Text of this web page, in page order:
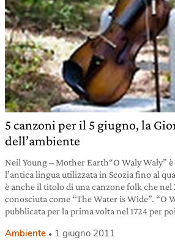
5 canzoni per il 5 giugno, la
dell’ambiente
Neil Young – Mother Earth“O Waly Waly”
l’antica lingua utilizzata in Scozia fino al
è anche il titolo di una canzone folk che nel
conosciuta come “The Water is Wide”. “O
pubblicata per la prima volta nel 1724 per
Ambiente 1 giugno 2011